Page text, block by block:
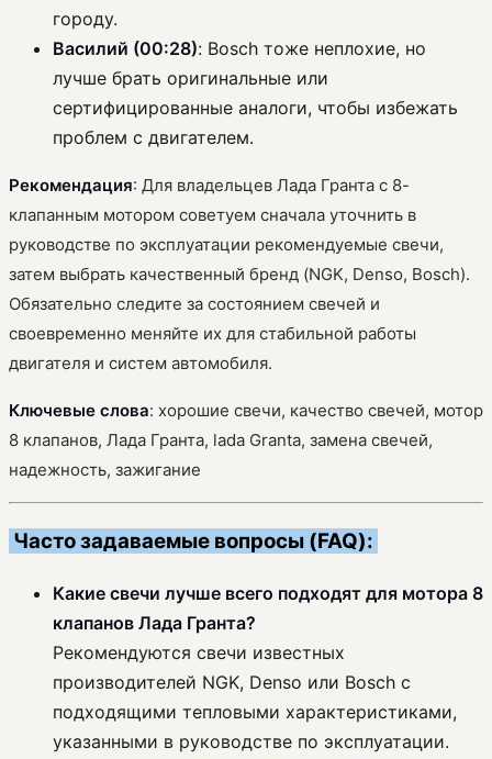
городу.
Василий (00:28): Bosch тоже неплохие, но
лучше брать оригинальные или
сертифицированные аналоги, чтобы избежать
проблем с двигателем.
Рекомендация: Для владельцев Лада Гранта с 8-
клапанным мотором советуем сначала уточнить в
руководстве по эксплуатации рекомендуемые свечи,
затем выбрать качественный бренд (NGK, Denso, Bosch).
Обязательно следите за состоянием свечей и
своевременно меняйте их для стабильной работы
двигателя и систем автомобиля.
Ключевые слова: хорошие свечи, качество свечей, мотор
8 клапанов, Лада Гранта, lada Granta, замена свечей,
надежность, зажигание
Часто задаваемые вопросы (FAQ):
Какие свечи лучше всего подходят для мотора 8
клапанов Лада Гранта?
Рекомендуются свечи известных
производителей NGK, Denso или Bosch с
подходящими тепловыми характеристиками,
указанными в руководстве по эксплуатации.